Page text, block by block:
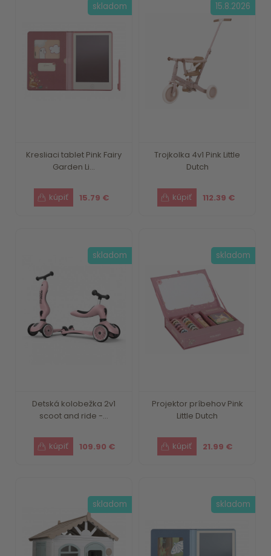
Kresliaci tablet Pink Fairy
Garden Li...
15.79 €
skladom
Trojkolka 4v1 Pink Little
Dutch
112.39 €
15.8.2026
Detská kolobežka 2v1
scoot and ride -...
109.90 €
skladom
Projektor príbehov Pink
Little Dutch
21.99 €
skladom
skladom skladom